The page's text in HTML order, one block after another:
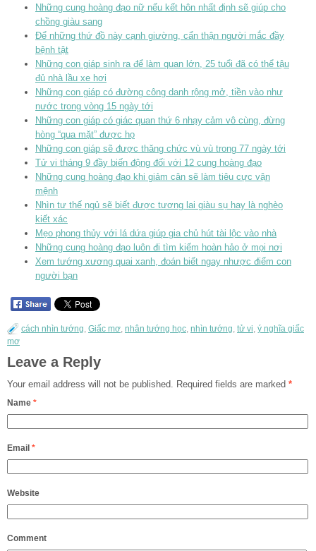
Những cung hoàng đạo nữ nếu kết hôn nhất định sẽ giúp cho
chồng giàu sang
Để những thứ đồ này cạnh giường, cẩn thận người mắc đầy
bệnh tật
Những con giáp sinh ra để làm quan lớn, 25 tuổi đã có thể tậu
đủ nhà lầu xe hơi
Những con giáp có đường công danh rộng mở, tiền vào như
nước trong vòng 15 ngày tới
Những con giáp có giác quan thứ 6 nhạy cảm vô cùng, đừng
hòng “qua mặt” được họ
Những con giáp sẽ được thăng chức vù vù trong 77 ngày tới
Tử vi tháng 9 đầy biến động đối với 12 cung hoàng đạo
Những cung hoàng đạo khi giảm cân sẽ làm tiêu cực vận
mệnh
Nhìn tư thế ngủ sẽ biết được tương lai giàu sụ hay là nghèo
kiết xác
Mẹo phong thủy với lá dứa giúp gia chủ hút tài lộc vào nhà
Những cung hoàng đạo luôn đi tìm kiếm hoàn hảo ở mọi nơi
Xem tướng xương quai xanh, đoán biết ngay nhược điểm con
người bạn
cách nhìn tướng, Giấc mơ, nhân tướng học, nhìn tướng, tử vi, ý nghĩa giấc
mơ
Leave a Reply
Your email address will not be published. Required fields are marked *
Name *
Email *
Website
Comment